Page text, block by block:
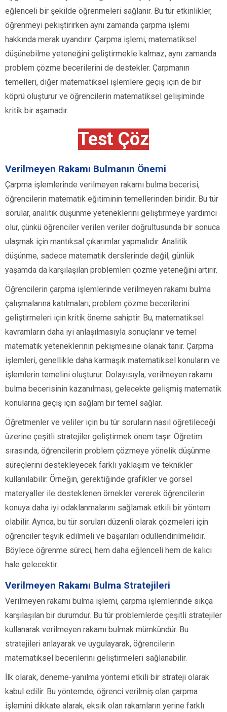
eğlenceli bir şekilde öğrenmeleri sağlanır. Bu tür etkinlikler,
öğrenmeyi pekiştirirken aynı zamanda çarpma işlemi
hakkında merak uyandırır. Çarpma işlemi, matematiksel
düşünebilme yeteneğini geliştirmekle kalmaz, aynı zamanda
problem çözme becerilerini de destekler. Çarpmanın
temelleri, diğer matematiksel işlemlere geçiş için de bir
köprü oluşturur ve öğrencilerin matematiksel gelişiminde
kritik bir aşamadır.
Test Çöz
Verilmeyen Rakamı Bulmanın Önemi
Çarpma işlemlerinde verilmeyen rakamı bulma becerisi,
öğrencilerin matematik eğitiminin temellerinden biridir. Bu tür
sorular, analitik düşünme yeteneklerini geliştirmeye yardımcı
olur, çünkü öğrenciler verilen veriler doğrultusunda bir sonuca
ulaşmak için mantıksal çıkarımlar yapmalıdır. Analitik
düşünme, sadece matematik derslerinde değil, günlük
yaşamda da karşılaşılan problemleri çözme yeteneğini artırır.
Öğrencilerin çarpma işlemlerinde verilmeyen rakamı bulma
çalışmalarına katılmaları, problem çözme becerilerini
geliştirmeleri için kritik öneme sahiptir. Bu, matematiksel
kavramların daha iyi anlaşılmasıyla sonuçlanır ve temel
matematik yeteneklerinin pekişmesine olanak tanır. Çarpma
işlemleri, genellikle daha karmaşık matematiksel konuların ve
işlemlerin temelini oluşturur. Dolayısıyla, verilmeyen rakamı
bulma becerisinin kazanılması, gelecekte gelişmiş matematik
konularına geçiş için sağlam bir temel sağlar.
Öğretmenler ve veliler için bu tür soruların nasıl öğretileceği
üzerine çeşitli stratejiler geliştirmek önem taşır. Öğretim
sırasında, öğrencilerin problem çözmeye yönelik düşünme
süreçlerini destekleyecek farklı yaklaşım ve teknikler
kullanılabilir. Örneğin, gerektiğinde grafikler ve görsel
materyaller ile desteklenen örnekler vererek öğrencilerin
konuya daha iyi odaklanmalarını sağlamak etkili bir yöntem
olabilir. Ayrıca, bu tür soruları düzenli olarak çözmeleri için
öğrenciler teşvik edilmeli ve başarıları ödüllendirilmelidir.
Böylece öğrenme süreci, hem daha eğlenceli hem de kalıcı
hale gelecektir.
Verilmeyen Rakamı Bulma Stratejileri
Verilmeyen rakamı bulma işlemi, çarpma işlemlerinde sıkça
karşılaşılan bir durumdur. Bu tür problemlerde çeşitli stratejiler
kullanarak verilmeyen rakamı bulmak mümkündür. Bu
stratejileri anlayarak ve uygulayarak, öğrencilerin
matematiksel becerilerini geliştirmeleri sağlanabilir.
İlk olarak, deneme-yanılma yöntemi etkili bir strateji olarak
kabul edilir. Bu yöntemde, öğrenci verilmiş olan çarpma
işlemini dikkate alarak, eksik olan rakamların yerine farklı